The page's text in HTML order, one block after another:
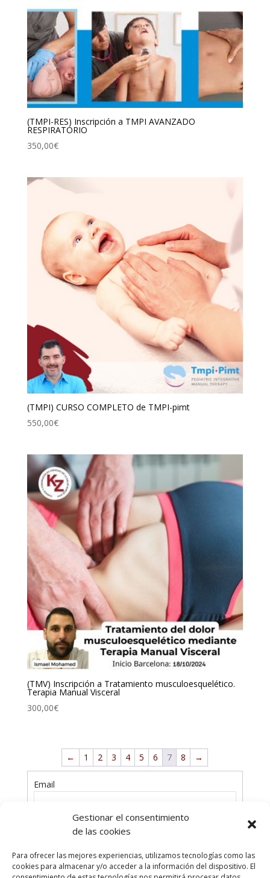
Gestionar el consentimiento
de las cookies
Para ofrecer las mejores experiencias, utilizamos tecnologías como las
cookies para almacenar y/o acceder a la información del dispositivo. El
(TMPI-RES) Inscripción a TMPI AVANZADO
RESPIRATORIO
350,00€
(TMPI) CURSO COMPLETO de TMPI-pimt
550,00€
(TMV) Inscripción a Tratamiento musculoesquelético.
Terapia Manual Visceral
300,00€
← 1 2 3 4 5 6 7 8 →
Email
Contraseña